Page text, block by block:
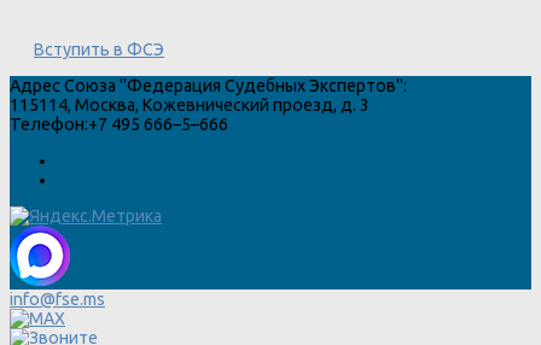
Вступить в ФСЭ
Адрес Союза "Федерация Судебных Экспертов":
115114, Москва, Кожевнический проезд, д. 3
Телефон:+7 495 666–5–666
info@fse.ms